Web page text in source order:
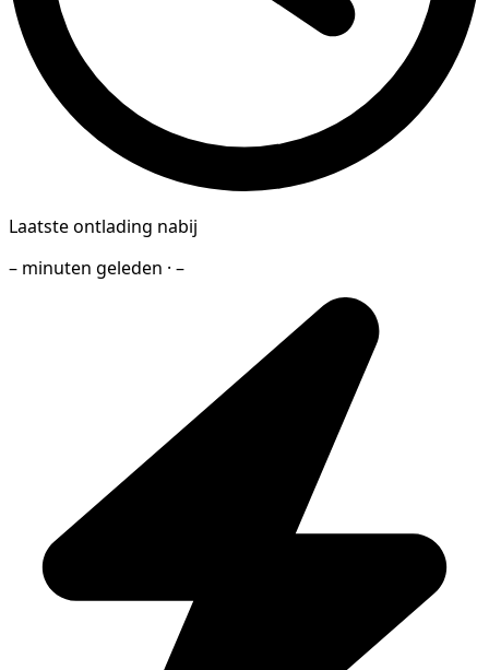
Laatste ontlading nabij
– minuten geleden · –